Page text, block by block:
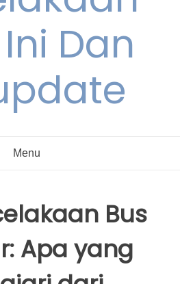
Dan
Menu
Bus
Apa yang